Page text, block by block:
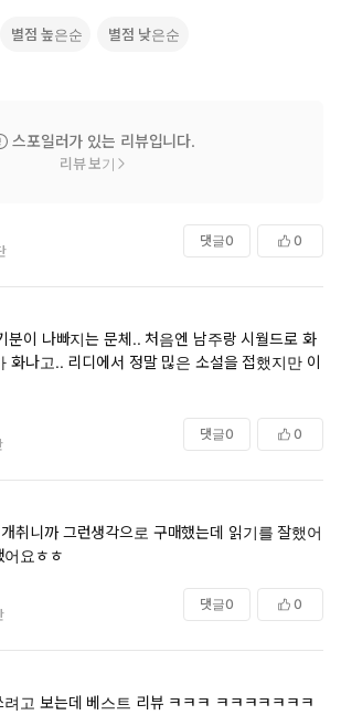
야 했다.
동안, 민주는 그와의 결혼을 후회하고 또
어리석은 고집을 부렸는지, 할아버지가
별점 높은순 별점 낮은순
스포일러가 있는 리뷰입니다.
리뷰 보기
댓글0 0
분이 나빠지는 문체.. 처음엔 남주랑 시월드로 화
화나고.. 리디에서 정말 믾은 소설을 접했지만 이
댓글0 0
취니까 그런생각으로 구매했는데 읽기를 잘했어
요ㅎㅎ
댓글0 0
고 보는데 베스트 리뷰 ㅋㅋㅋ ㅋㅋㅋㅋㅋㅋㅋ